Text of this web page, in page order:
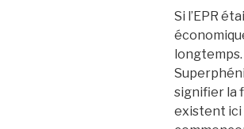
Si l’EPR
longtemps.
signifier la
existent ici